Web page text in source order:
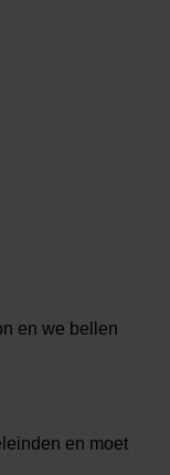
en we bellen
en moet